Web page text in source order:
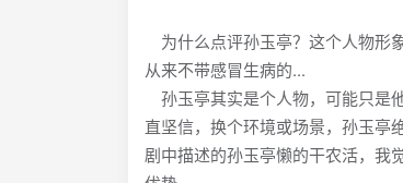
为什么点评孙玉亭？这个人物形
从来不带感冒生病的...
孙玉亭其实是个人物，可能只是
直坚信，换个环境或场景，孙玉亭
剧中描述的孙玉亭懒的干农活，我